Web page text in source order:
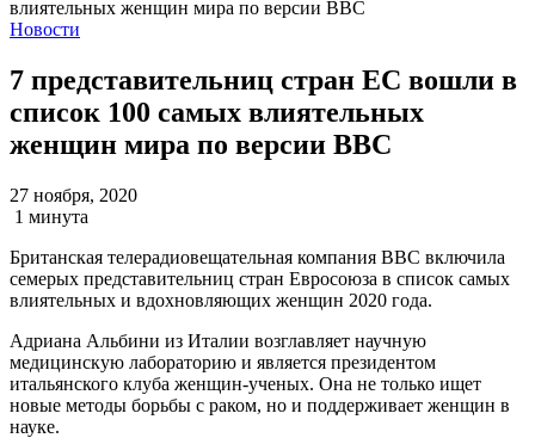
Новости
7 представительниц стран ЕС вошли в
список 100 самых влиятельных
женщин мира по версии BBC
27 ноября, 2020
1 минута
Британская телерадиовещательная компания ВВС включила
семерых представительниц стран Евросоюза в список самых
влиятельных и вдохновляющих женщин 2020 года.
Адриана Альбини из Италии возглавляет научную
медицинскую лабораторию и является президентом
итальянского клуба женщин-ученых. Она не только ищет
новые методы борьбы с раком, но и поддерживает женщин в
науке.